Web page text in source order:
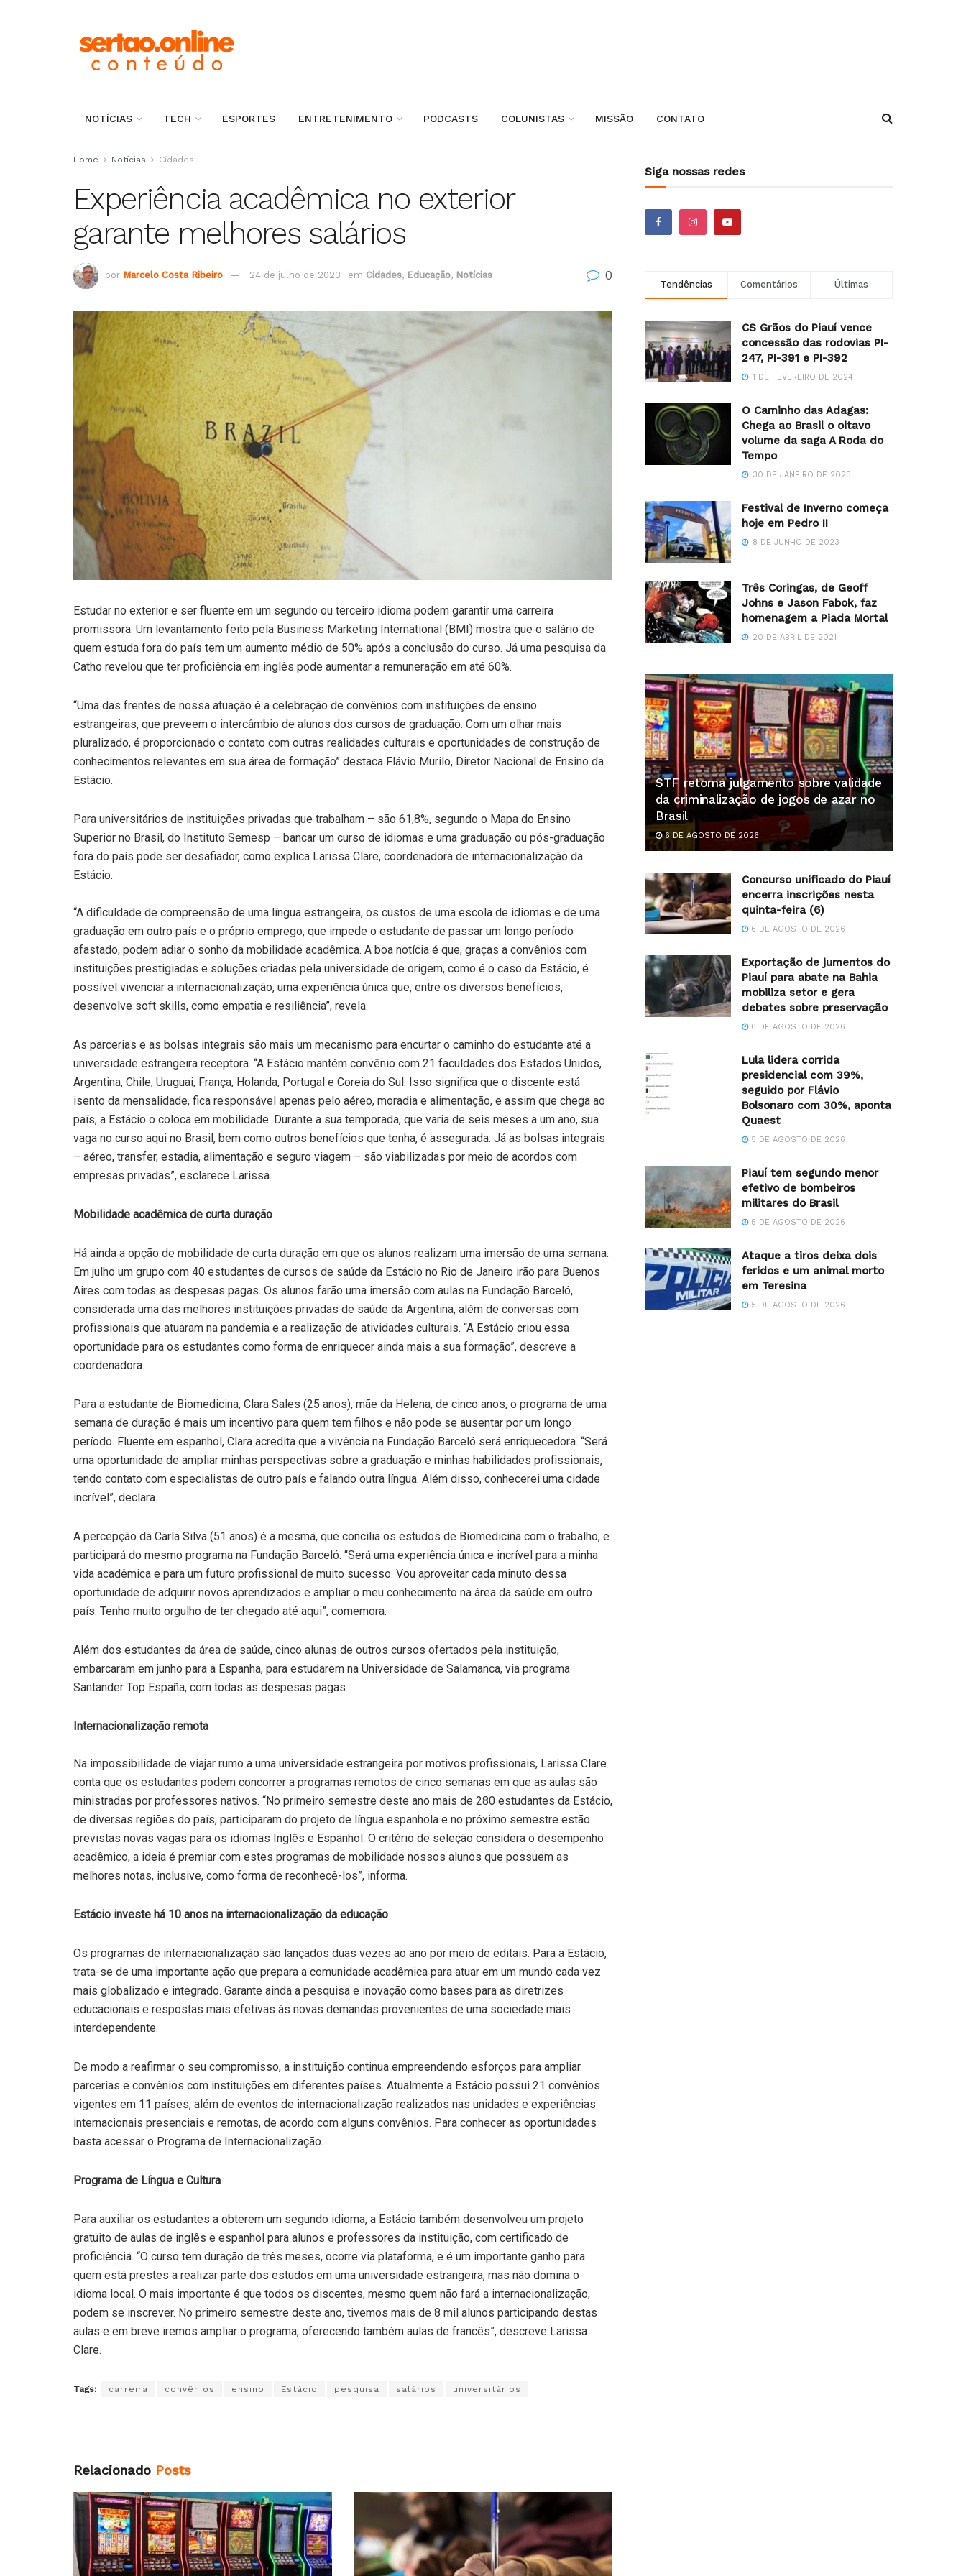
NOTÍCIAS TECH ESPORTES ENTRETENIMENTO PODCASTS COLUNISTAS MISSÃO CONTATO
Home Notícias Cidades
Experiência acadêmica no exterior
garante melhores salários
por Marcelo Costa Ribeiro 24 de julho de 2023 em Cidades, Educação, Notícias 0
Estudar no exterior e ser fluente em um segundo ou terceiro idioma podem garantir uma carreira
promissora. Um levantamento feito pela Business Marketing International (BMI) mostra que o salário de
quem estuda fora do país tem um aumento médio de 50% após a conclusão do curso. Já uma pesquisa da
Catho revelou que ter proficiência em inglês pode aumentar a remuneração em até 60%.
“Uma das frentes de nossa atuação é a celebração de convênios com instituições de ensino
estrangeiras, que preveem o intercâmbio de alunos dos cursos de graduação. Com um olhar mais
pluralizado, é proporcionado o contato com outras realidades culturais e oportunidades de construção de
conhecimentos relevantes em sua área de formação” destaca Flávio Murilo, Diretor Nacional de Ensino da
Estácio.
Para universitários de instituições privadas que trabalham – são 61,8%, segundo o Mapa do Ensino
Superior no Brasil, do Instituto Semesp – bancar um curso de idiomas e uma graduação ou pós-graduação
fora do país pode ser desafiador, como explica Larissa Clare, coordenadora de internacionalização da
Estácio.
“A dificuldade de compreensão de uma língua estrangeira, os custos de uma escola de idiomas e de uma
graduação em outro país e o próprio emprego, que impede o estudante de passar um longo período
afastado, podem adiar o sonho da mobilidade acadêmica. A boa notícia é que, graças a convênios com
instituições prestigiadas e soluções criadas pela universidade de origem, como é o caso da Estácio, é
possível vivenciar a internacionalização, uma experiência única que, entre os diversos benefícios,
desenvolve soft skills, como empatia e resiliência”, revela.
As parcerias e as bolsas integrais são mais um mecanismo para encurtar o caminho do estudante até a
universidade estrangeira receptora. “A Estácio mantém convênio com 21 faculdades dos Estados Unidos,
Argentina, Chile, Uruguai, França, Holanda, Portugal e Coreia do Sul. Isso significa que o discente está
isento da mensalidade, fica responsável apenas pelo aéreo, moradia e alimentação, e assim que chega ao
país, a Estácio o coloca em mobilidade. Durante a sua temporada, que varia de seis meses a um ano, sua
vaga no curso aqui no Brasil, bem como outros benefícios que tenha, é assegurada. Já as bolsas integrais
– aéreo, transfer, estadia, alimentação e seguro viagem – são viabilizadas por meio de acordos com
empresas privadas”, esclarece Larissa.
Mobilidade acadêmica de curta duração
Há ainda a opção de mobilidade de curta duração em que os alunos realizam uma imersão de uma semana.
Em julho um grupo com 40 estudantes de cursos de saúde da Estácio no Rio de Janeiro irão para Buenos
Aires com todas as despesas pagas. Os alunos farão uma imersão com aulas na Fundação Barceló,
considerada uma das melhores instituições privadas de saúde da Argentina, além de conversas com
profissionais que atuaram na pandemia e a realização de atividades culturais. “A Estácio criou essa
oportunidade para os estudantes como forma de enriquecer ainda mais a sua formação”, descreve a
coordenadora.
Para a estudante de Biomedicina, Clara Sales (25 anos), mãe da Helena, de cinco anos, o programa de uma
semana de duração é mais um incentivo para quem tem filhos e não pode se ausentar por um longo
período. Fluente em espanhol, Clara acredita que a vivência na Fundação Barceló será enriquecedora. “Será
uma oportunidade de ampliar minhas perspectivas sobre a graduação e minhas habilidades profissionais,
tendo contato com especialistas de outro país e falando outra língua. Além disso, conhecerei uma cidade
incrível”, declara.
A percepção da Carla Silva (51 anos) é a mesma, que concilia os estudos de Biomedicina com o trabalho, e
participará do mesmo programa na Fundação Barceló. “Será uma experiência única e incrível para a minha
vida acadêmica e para um futuro profissional de muito sucesso. Vou aproveitar cada minuto dessa
oportunidade de adquirir novos aprendizados e ampliar o meu conhecimento na área da saúde em outro
país. Tenho muito orgulho de ter chegado até aqui”, comemora.
Além dos estudantes da área de saúde, cinco alunas de outros cursos ofertados pela instituição,
embarcaram em junho para a Espanha, para estudarem na Universidade de Salamanca, via programa
Santander Top España, com todas as despesas pagas.
Internacionalização remota
Na impossibilidade de viajar rumo a uma universidade estrangeira por motivos profissionais, Larissa Clare
conta que os estudantes podem concorrer a programas remotos de cinco semanas em que as aulas são
ministradas por professores nativos. “No primeiro semestre deste ano mais de 280 estudantes da Estácio,
de diversas regiões do país, participaram do projeto de língua espanhola e no próximo semestre estão
previstas novas vagas para os idiomas Inglês e Espanhol. O critério de seleção considera o desempenho
acadêmico, a ideia é premiar com estes programas de mobilidade nossos alunos que possuem as
melhores notas, inclusive, como forma de reconhecê-los”, informa.
Estácio investe há 10 anos na internacionalização da educação
Os programas de internacionalização são lançados duas vezes ao ano por meio de editais. Para a Estácio,
trata-se de uma importante ação que prepara a comunidade acadêmica para atuar em um mundo cada vez
mais globalizado e integrado. Garante ainda a pesquisa e inovação como bases para as diretrizes
educacionais e respostas mais efetivas às novas demandas provenientes de uma sociedade mais
interdependente.
De modo a reafirmar o seu compromisso, a instituição continua empreendendo esforços para ampliar
parcerias e convênios com instituições em diferentes países. Atualmente a Estácio possui 21 convênios
vigentes em 11 países, além de eventos de internacionalização realizados nas unidades e experiências
internacionais presenciais e remotas, de acordo com alguns convênios. Para conhecer as oportunidades
basta acessar o Programa de Internacionalização.
Programa de Língua e Cultura
Para auxiliar os estudantes a obterem um segundo idioma, a Estácio também desenvolveu um projeto
gratuito de aulas de inglês e espanhol para alunos e professores da instituição, com certificado de
proficiência. “O curso tem duração de três meses, ocorre via plataforma, e é um importante ganho para
quem está prestes a realizar parte dos estudos em uma universidade estrangeira, mas não domina o
idioma local. O mais importante é que todos os discentes, mesmo quem não fará a internacionalização,
podem se inscrever. No primeiro semestre deste ano, tivemos mais de 8 mil alunos participando destas
aulas e em breve iremos ampliar o programa, oferecendo também aulas de francês”, descreve Larissa
Clare.
Tags: carreira convênios ensino Estácio pesquisa salários universitários
Relacionado Posts
Siga nossas redes
Tendências Comentários Últimas
CS Grãos do Piauí vence
concessão das rodovias PI-
247, PI-391 e PI-392
1 DE FEVEREIRO DE 2024
O Caminho das Adagas:
Chega ao Brasil o oitavo
volume da saga A Roda do
Tempo
30 DE JANEIRO DE 2023
Festival de Inverno começa
hoje em Pedro II
8 DE JUNHO DE 2023
Três Coringas, de Geoff
Johns e Jason Fabok, faz
homenagem a Piada Mortal
20 DE ABRIL DE 2021
STF retoma julgamento sobre validade
da criminalização de jogos de azar no
Brasil
6 DE AGOSTO DE 2026
Concurso unificado do Piauí
encerra inscrições nesta
quinta-feira (6)
6 DE AGOSTO DE 2026
Exportação de jumentos do
Piauí para abate na Bahia
mobiliza setor e gera
debates sobre preservação
6 DE AGOSTO DE 2026
Lula lidera corrida
presidencial com 39%,
seguido por Flávio
Bolsonaro com 30%, aponta
Quaest
5 DE AGOSTO DE 2026
Piauí tem segundo menor
efetivo de bombeiros
militares do Brasil
5 DE AGOSTO DE 2026
Ataque a tiros deixa dois
feridos e um animal morto
em Teresina
5 DE AGOSTO DE 2026